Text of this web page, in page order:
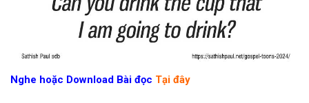
Nghe hoặc Download Bài đọc Tại đây